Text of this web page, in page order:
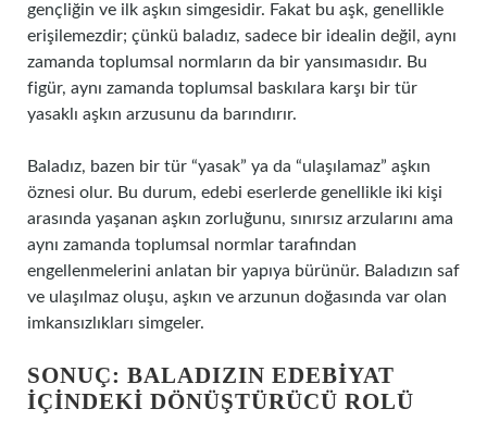
gençliğin ve ilk aşkın simgesidir. Fakat bu aşk, genellikle
erişilemezdir; çünkü baladız, sadece bir idealin değil, aynı
zamanda toplumsal normların da bir yansımasıdır. Bu
figür, aynı zamanda toplumsal baskılara karşı bir tür
yasaklı aşkın arzusunu da barındırır.
Baladız, bazen bir tür “yasak” ya da “ulaşılamaz” aşkın
öznesi olur. Bu durum, edebi eserlerde genellikle iki kişi
arasında yaşanan aşkın zorluğunu, sınırsız arzularını ama
aynı zamanda toplumsal normlar tarafından
engellenmelerini anlatan bir yapıya bürünür. Baladızın saf
ve ulaşılmaz oluşu, aşkın ve arzunun doğasında var olan
imkansızlıkları simgeler.
SONUÇ: BALADIZIN EDEBIYAT
İÇINDEKI DÖNÜŞTÜRÜCÜ ROLÜ